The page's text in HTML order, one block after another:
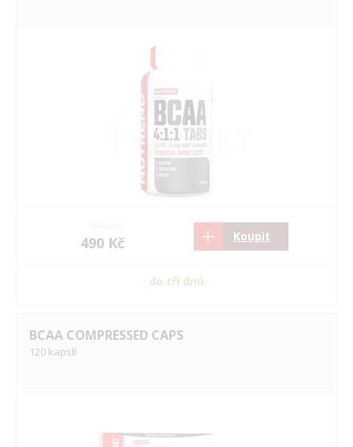
490 Kč Koupit
do tří dnů
BCAA COMPRESSED CAPS
120 kapslí